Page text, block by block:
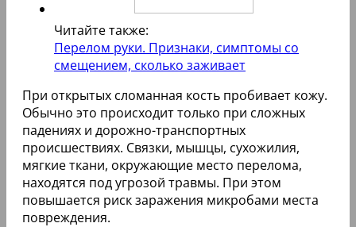
Читайте также:
Перелом руки. Признаки, симптомы со
смещением, сколько заживает
При открытых сломанная кость пробивает кожу.
Обычно это происходит только при сложных
падениях и дорожно-транспортных
происшествиях. Связки, мышцы, сухожилия,
мягкие ткани, окружающие место перелома,
находятся под угрозой травмы. При этом
повышается риск заражения микробами места
повреждения.